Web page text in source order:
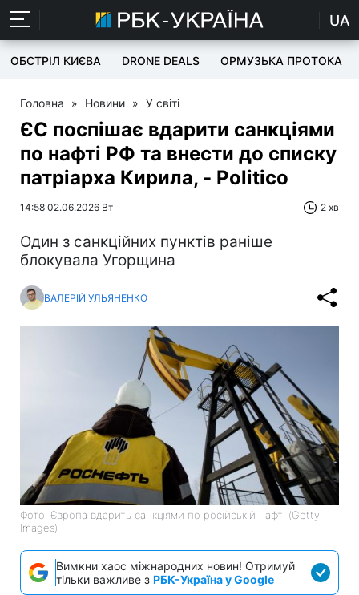
UA
ОБСТРІЛ КИЄВА DRONE DEALS ОРМУЗЬКА ПРОТОКА
Головна » Новини » У світі
ЄС поспішає вдарити санкціями
по нафті РФ та внести до списку
патріарха Кирила, - Politico
14:58 02.06.2026 Вт 2 хв
Один з санкційних пунктів раніше
блокувала Угорщина
ВАЛЕРІЙ УЛЬЯНЕНКО
Фото: Європа вдарить санкціями по російській нафті (Getty
Images)
Вимкни хаос міжнародних новин! Отримуй
тільки важливе з РБК-Україна у Google